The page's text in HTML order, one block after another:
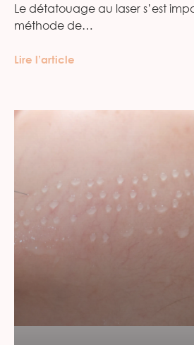
Le détatouage au laser s’est
méthode de…
Lire l’article